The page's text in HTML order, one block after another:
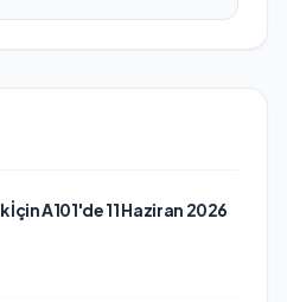
İçin A101'de 11 Haziran 2026